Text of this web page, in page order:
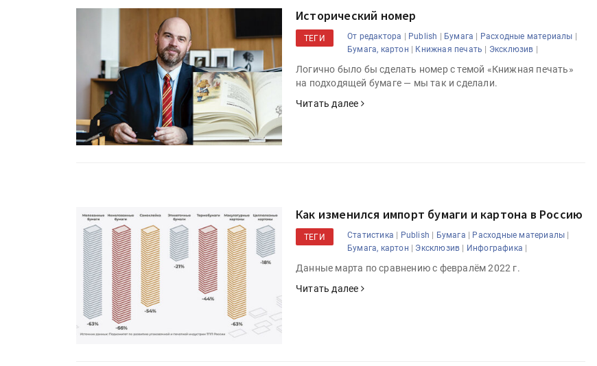
Исторический номер
ТЕГИ От редактора | Publish | Бумага | Расходные материалы |
Бумага, картон | Книжная печать | Эксклюзив |
Логично было бы сделать номер с темой «Книжная печать»
на подходящей бумаге — мы так и сделали.
Читать далее
Как изменился импорт бумаги и картона в Россию
ТЕГИ Статистика | Publish | Бумага | Расходные материалы |
Бумага, картон | Эксклюзив | Инфографика |
Данные марта по сравнению с февралём 2022 г.
Читать далее